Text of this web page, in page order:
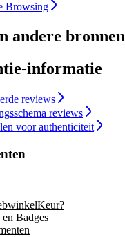
Browsing
andere bronnen
informatie
reviews
reviews
voor authenticiteit
Badges